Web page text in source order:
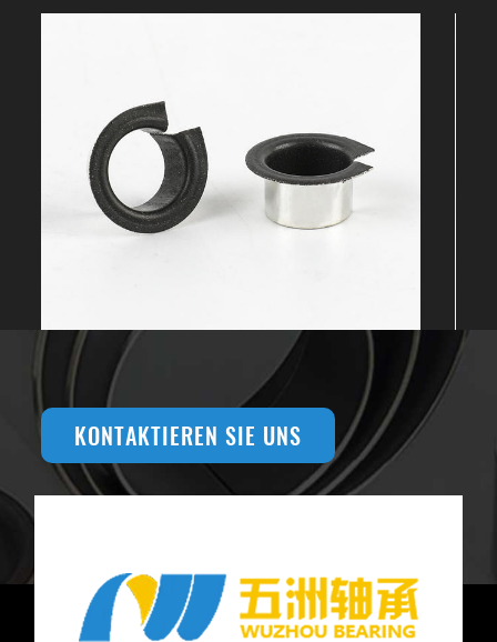
KONTAKTIEREN SIE UNS